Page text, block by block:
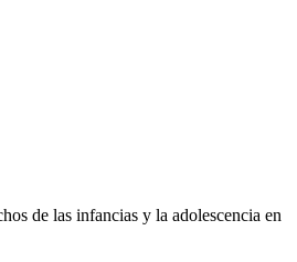
de las infancias y la adolescencia en